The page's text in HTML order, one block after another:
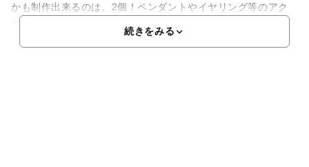
かも制作出来るのは、2個！ペンダントやイヤリング等のアク
続きをみる